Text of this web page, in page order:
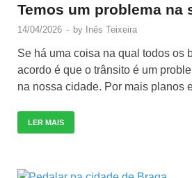
Temos um problema na
14/04/2026 - by Inês Teixeira
Se há uma coisa na qual todos os
acordo é que o trânsito é um
na nossa cidade. Por mais planos
LER MAIS